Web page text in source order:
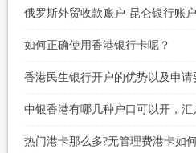
俄罗斯外贸收款账户-昆仑银行账
如何正确使用香港银行卡呢？
香港民生银行开户的优势以及申请
中银香港有哪几种户口可以开，
热门港卡那么多?无管理费港卡如